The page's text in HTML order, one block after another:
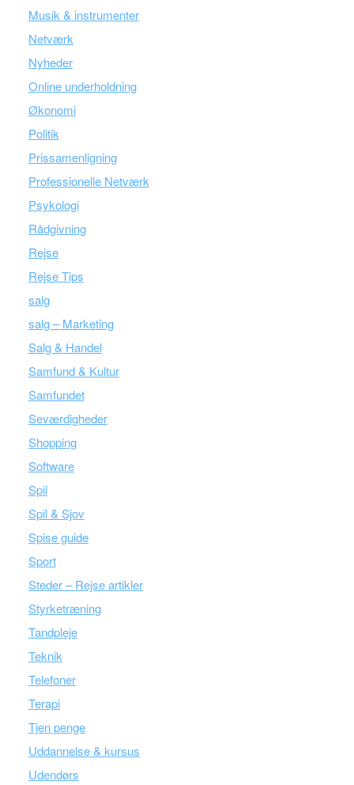
Musik & instrumenter
Netværk
Nyheder
Online underholdning
Økonomi
Politik
Prissamenligning
Professionelle Netværk
Psykologi
Rådgivning
Rejse
Rejse Tips
salg
salg – Marketing
Salg & Handel
Samfund & Kultur
Samfundet
Seværdigheder
Shopping
Software
Spil
Spil & Sjov
Spise guide
Sport
Steder – Rejse artikler
Styrketræning
Tandpleje
Teknik
Telefoner
Terapi
Tjen penge
Uddannelse & kursus
Udendørs